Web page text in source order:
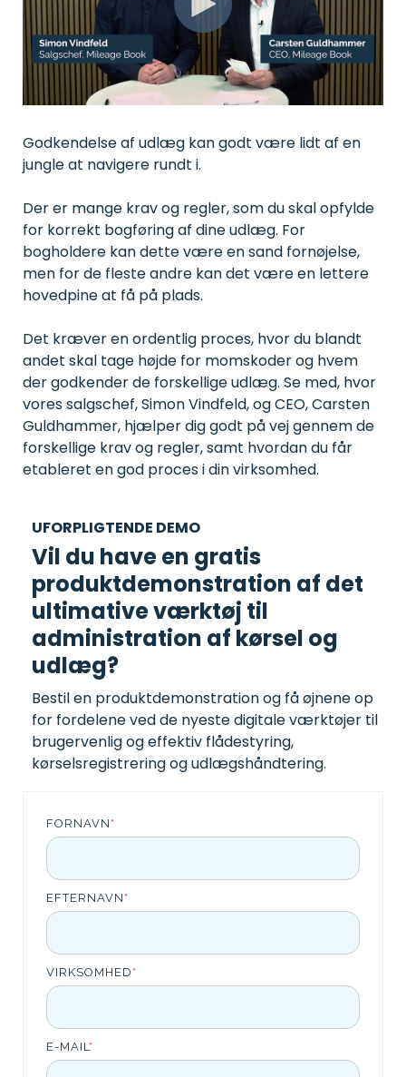
Asset
management
Administration
og sporing
af værktøj,
udstyr og
Skader
Mobil
skadesindberetning
og fuld
udnyttelse
af
forsikringer.
Administrer
opgaver
og knyt
dem til
udstyr eller
køretøj.
AirPlus
Corporate
Match
kvitteringer
med
AirPlus-
transaktioner.
Webcast
Korte videoer med tips og
tricks til tidsbesparende
administration af kørsel,
udlæg, flåde og tid - på
den rigtige side af loven.
Webinar
Optagede versioner af
nogle af de webinarer vi
tidligere har afholdt.
gør hverdagen nemmere
for alle.
Håndbog: 60-dages-
Hjælp til at forstå 60-
dages-reglen, undgå
Kørselssatser
Se de nyeste satser for
kørsel i 2026.
Godkendelse af udlæg kan godt være lidt af en
jungle at navigere rundt i.
Der er mange krav og regler, som du skal opfylde
for korrekt bogføring af dine udlæg. For
bogholdere kan dette være en sand fornøjelse,
men for de fleste andre kan det være en lettere
hovedpine at få på plads.
Det kræver en ordentlig proces, hvor du blandt
andet skal tage højde for momskoder og hvem
der godkender de forskellige udlæg. Se med, hvor
vores salgschef, Simon Vindfeld, og CEO, Carsten
Guldhammer, hjælper dig godt på vej gennem de
forskellige krav og regler, samt hvordan du får
etableret en god proces i din virksomhed.
UFORPLIGTENDE DEMO
Vil du have en gratis
produktdemonstration af det
ultimative værktøj til
administration af kørsel og
udlæg?
Bestil en produktdemonstration og få øjnene op
for fordelene ved de nyeste digitale værktøjer til
brugervenlig og effektiv flådestyring,
kørselsregistrering og udlægshåndtering.
FORNAVN *
EFTERNAVN *
VIRKSOMHED *
E-MAIL*